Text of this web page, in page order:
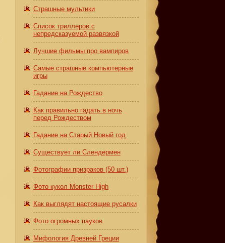
Страшные мультики
Список триллеров с
непредсказуемой развязкой
Лучшие фильмы про вампиров
Самые страшные компьютерные
игры
Гадание на Рождество
Как правильно гадать в ночь
перед Рождеством
Гадание на Старый Новый год
Существует ли Слендермен
Фотографии призраков (50 шт.)
Фото кукол Monster High
Как выглядят настоящие русалки
Фото огромных пауков
Мифология Древней Греции